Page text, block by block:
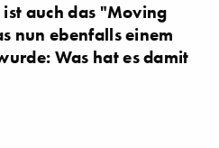
auch das "Moving
nun ebenfalls einem
Was hat es damit